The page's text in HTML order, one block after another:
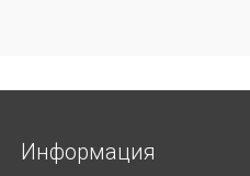
Информация